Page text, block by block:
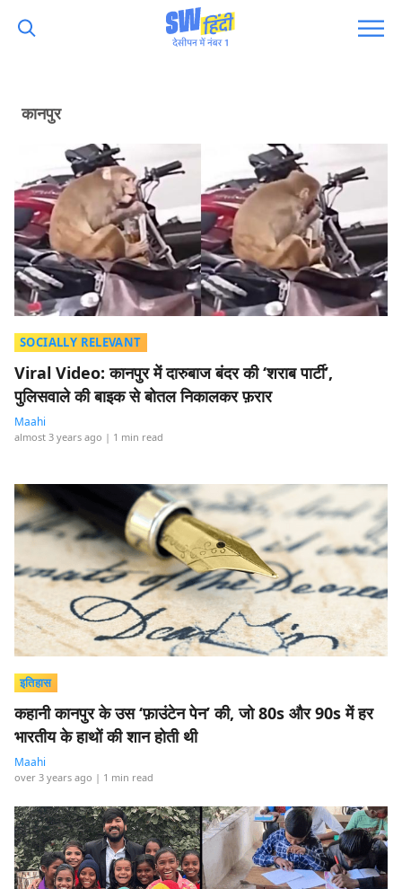
कानपुर
SOCIALLY RELEVANT
Viral Video: कानपुर में दारुबाज बंदर की ‘शराब पार्टी’,
पुलिसवाले की बाइक से बोतल निकालकर फ़रार
Maahi
almost 3 years ago | 1 min read
इतिहास
कहानी कानपुर के उस ‘फ़ाउंटेन पेन’ की, जो 80s और 90s में हर
भारतीय के हाथों की शान होती थी
Maahi
over 3 years ago | 1 min read